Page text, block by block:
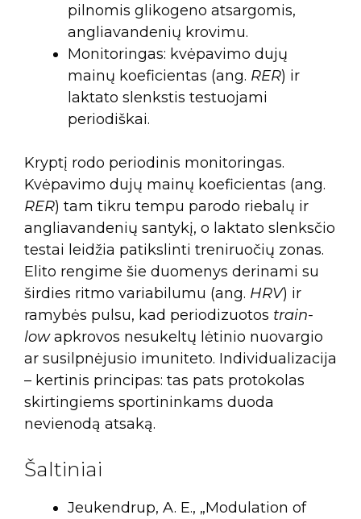
pilnomis glikogeno atsargomis,
angliavandenių krovimu.
Monitoringas: kvėpavimo dujų
mainų koeficientas (ang. RER) ir
laktato slenkstis testuojami
periodiškai.
Kryptį rodo periodinis monitoringas.
Kvėpavimo dujų mainų koeficientas (ang.
RER) tam tikru tempu parodo riebalų ir
angliavandenių santykį, o laktato slenksčio
testai leidžia patikslinti treniruočių zonas.
Elito rengime šie duomenys derinami su
širdies ritmo variabilumu (ang. HRV) ir
ramybės pulsu, kad periodizuotos train-
lowapkrovos nesukeltų lėtinio nuovargio
ar susilpnėjusio imuniteto. Individualizacija
– kertinis principas: tas pats protokolas
skirtingiems sportininkams duoda
nevienodą atsaką.
Šaltiniai
Jeukendrup, A. E., „Modulation of